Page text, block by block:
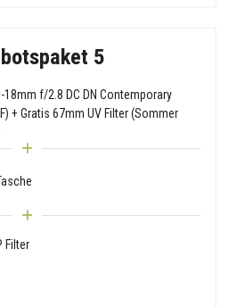
5
18mm f/2.8 DC DN Contemporary
+ Gratis 67mm UV Filter (Sommer
Filter